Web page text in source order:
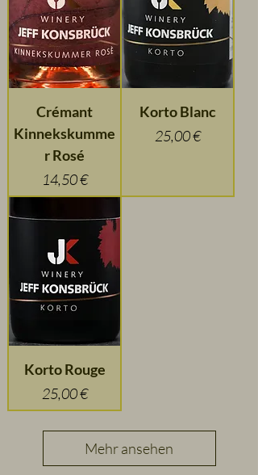
Crémant
Kinnekskumme
r Rosé
Preis
14,50 €
Korto Blanc
Preis
25,00 €
Korto Rouge
Preis
25,00 €
Mehr ansehen